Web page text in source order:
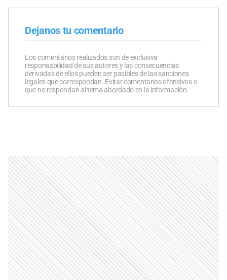
Dejanos tu comentario
Los comentarios realizados son de exclusiva
responsabilidad de sus autores y las consecuencias
derivadas de ellos pueden ser pasibles de las sanciones
legales que correspondan. Evitar comentarios ofensivos o
que no respondan al tema abordado en la información.